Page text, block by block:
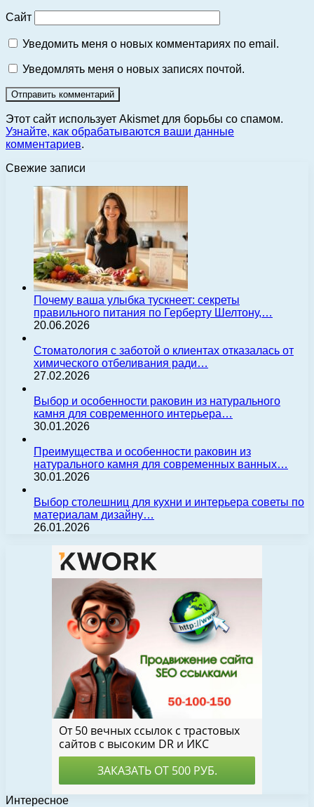
Сайт
Уведомить меня о новых комментариях по email.
Уведомлять меня о новых записях почтой.
Этот сайт использует Akismet для борьбы со спамом.
Узнайте, как обрабатываются ваши данные
комментариев.
Свежие записи
Почему ваша улыбка тускнеет: секреты
правильного питания по Герберту Шелтону,…
20.06.2026
Стоматология с заботой о клиентах отказалась от
химического отбеливания ради…
27.02.2026
Выбор и особенности раковин из натурального
камня для современного интерьера…
30.01.2026
Преимущества и особенности раковин из
натурального камня для современных ванных…
30.01.2026
Выбор столешниц для кухни и интерьера советы по
материалам дизайну…
26.01.2026
Интересное